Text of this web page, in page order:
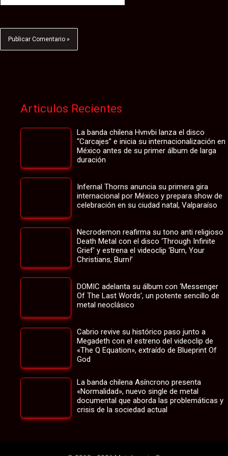
Articulos Recientes
La banda chilena Hvnvbi lanza el disco
“Carcajes” e inicia su internacionalización en
México antes de su primer álbum de larga
duración
Infernal Thorns anuncia su primera gira
internacional por México y prepara show de
celebración en su ciudad natal, Valparaíso
Necrodemon reafirma su tono anti religioso
Death Metal con el disco ‘Through Infinite
Grief’ y estrena el videoclip ‘Burn, Your
Christians, Burn!’
DOMIC adelanta su álbum con ‘Messenger
Of The Last Words’, un potente sencillo de
metal neoclásico
Cabrio revive su histórico paso junto a
Megadeth con el estreno del videoclip de
«The Q Equation», extraído de Blueprint Of
God
La banda chilena Asíncrono presenta
«Normalidad», nuevo single de metal
documental que aborda las problemáticas y
crisis de la sociedad actual